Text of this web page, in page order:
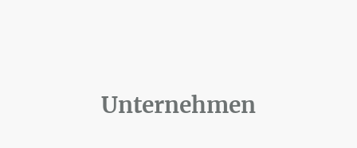
Unternehmen